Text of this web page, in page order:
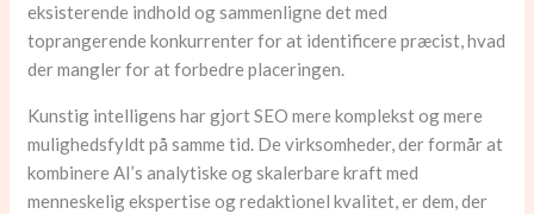
eksisterende indhold og sammenligne det med
toprangerende konkurrenter for at identificere præcist, hvad
der mangler for at forbedre placeringen.
Kunstig intelligens har gjort SEO mere komplekst og mere
mulighedsfyldt på samme tid. De virksomheder, der formår at
kombinere AI’s analytiske og skalerbare kraft med
menneskelig ekspertise og redaktionel kvalitet, er dem, der